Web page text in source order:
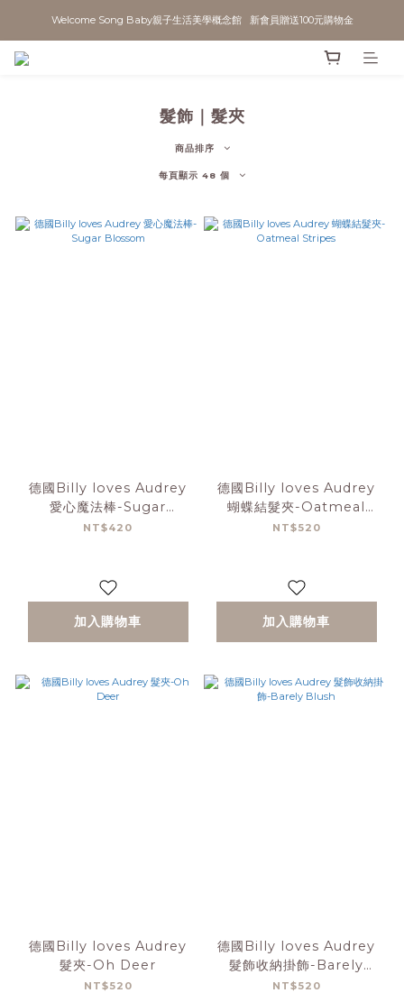
Welcome Song Baby親子生活美學概念館   新會員贈送100元購物金
髮飾｜髮夾
商品排序
每頁顯示 48 個
德國Billy loves Audrey
愛心魔法棒-Sugar
Blossom
NT$420
加入購物車
德國Billy loves Audrey
蝴蝶結髮夾-Oatmeal
Stripes
NT$520
加入購物車
德國Billy loves Audrey
髮夾-Oh Deer
NT$520
德國Billy loves Audrey
髮飾收納掛飾-Barely
Blush
NT$520